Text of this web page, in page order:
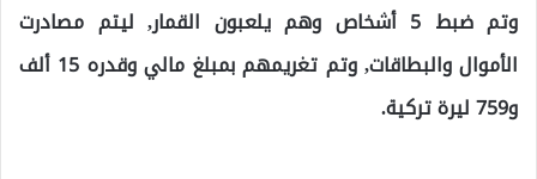
وتم ضبط 5 أشخاص وهم يلعبون القمار, ليتم مصادرت
الأموال والبطاقات, وتم تغريمهم بمبلغ مالي وقدره 15 ألف
و759 ليرة تركية.